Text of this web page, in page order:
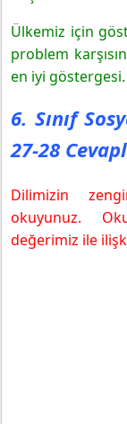
Ülkemiz için
problem
en iyi göstergesi.
6. Sınıf
27-28
Dilimizin
okuyunuz.
değerimiz ile